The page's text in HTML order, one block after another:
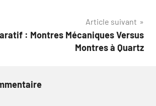
Article suivant
: Montres Mécaniques Versus
Montres à Quartz